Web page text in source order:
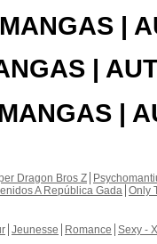
|
|
|
Dragon Bros Z
A República Gada Only
Jeunesse Romance Sexy -